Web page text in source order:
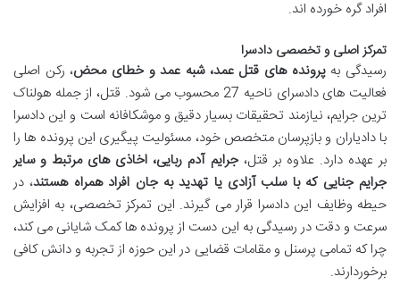
افراد گره خورده اند.
تمرکز اصلی و تخصصی دادسرا
رسیدگی بهپرونده های قتل عمد، شبه عمد و خطای محض، رکن اصلی
فعالیت های دادسرای ناحیه 27 محسوب می شود. قتل، از جمله هولناک
ترین جرایم، نیازمند تحقیقات بسیار دقیق و موشکافانه است و این دادسرا
با دادیاران و بازپرسان متخصص خود، مسئولیت پیگیری این پرونده ها را
بر عهده دارد. علاوه بر قتل،جرایم آدم ربایی، اخاذی های مرتبط و سایر
جرایم جنایی که با سلب آزادی یا تهدید به جان افراد همراه هستند، در
حیطه وظایف این دادسرا قرار می گیرند. این تمرکز تخصصی، به افزایش
سرعت و دقت در رسیدگی به این دست از پرونده ها کمک شایانی می کند،
چرا که تمامی پرسنل و مقامات قضایی در این حوزه از تجربه و دانش کافی
برخوردارند.